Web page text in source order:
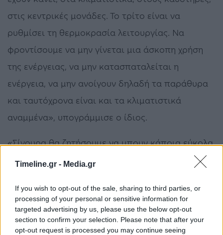
Timeline.gr - Media.gr
If you wish to opt-out of the sale, sharing to third parties, or
processing of your personal or sensitive information for
targeted advertising by us, please use the below opt-out
section to confirm your selection. Please note that after your
opt-out request is processed you may continue seeing
στις κεντρικές μονάδες. Το τρίτο είναι να
ρυθμίσει τη θερμοκρασία λειτουργίας. Να
φροντίσουμε να μην γίνεται μια άσκοπη χρήση
της ενέργειας, να μην κατασπαταλείται η
ενέργεια, να μην ανοίγουν δηλαδή τα παράθυρα
και ταυτόχρονα είναι και τα κλιματιστικά
αναμμένα», υπογράμμισε ο ίδιος.
«Σίγουρα θα ζητήσουμε να μπουν κάποια εύκολα
άμεσα συστήματα που κλείνουν, απενεργοποιούν
φώτα, τις συσκευές εκεί που δεν
χρησιμοποιούνται. Και βέβαια ζητούμε επίσης
από τους δήμους σε σχέση με τον οδοφωτισμό